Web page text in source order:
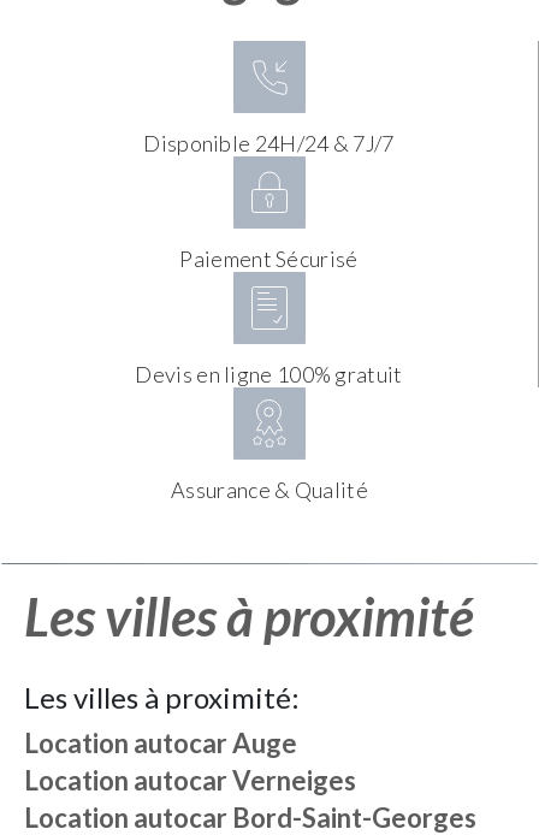
Disponible 24H/24 & 7J/7
Paiement Sécurisé
Devis en ligne 100% gratuit
Assurance & Qualité
Les villes à proximité
Les villes à proximité:
Location autocarAuge
Location autocarVerneiges
Location autocar Bord-Saint-Georges